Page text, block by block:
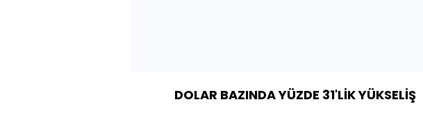
DOLAR BAZINDA YÜZDE 31'LİK YÜKSELİŞ